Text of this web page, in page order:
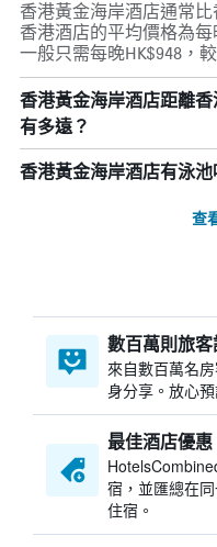
香港黃金海岸酒店通常
香港酒店的平均價格為每
一般只需每晚HK$948，
香港黃金海岸酒店距離香
有多遠？
香港黃金海岸酒店有泳池
查
數百萬則旅
來自數百萬名
身分享。放心
最佳酒店優惠
宿，並匯總在
住宿。